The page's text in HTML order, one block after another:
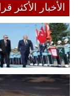
الأخبار الأكثر